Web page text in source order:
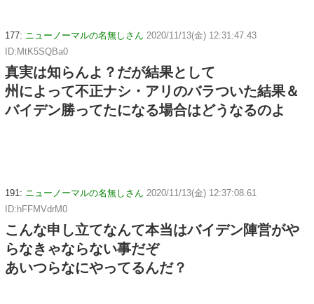
177: ニューノーマルの名無しさん 2020/11/13(金) 12:31:47.43
ID:MtK5SQBa0
真実は知らんよ？だが結果として
州によって不正ナシ・アリのバラついた結果＆
バイデン勝ってたになる場合はどうなるのよ
191: ニューノーマルの名無しさん 2020/11/13(金) 12:37:08.61
ID:hFFMVdrM0
こんな申し立てなんて本当はバイデン陣営がや
らなきゃならない事だぞ
あいつらなにやってるんだ？